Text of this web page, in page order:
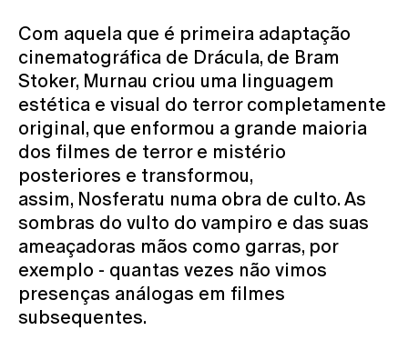
Com aquela que é primeira adaptação
cinematográfica de Drácula, de Bram
Stoker, Murnau criou uma linguagem
estética e visual do terror completamente
original, que enformou a grande maioria
dos filmes de terror e mistério
posteriores e transformou,
assim, Nosferatu numa obra de culto. As
sombras do vulto do vampiro e das suas
ameaçadoras mãos como garras, por
exemplo - quantas vezes não vimos
presenças análogas em filmes
subsequentes.